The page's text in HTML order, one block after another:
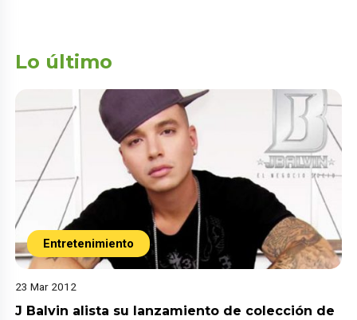
Lo último
Entretenimiento
23 Mar 2012
J Balvin alista su lanzamiento de colección de